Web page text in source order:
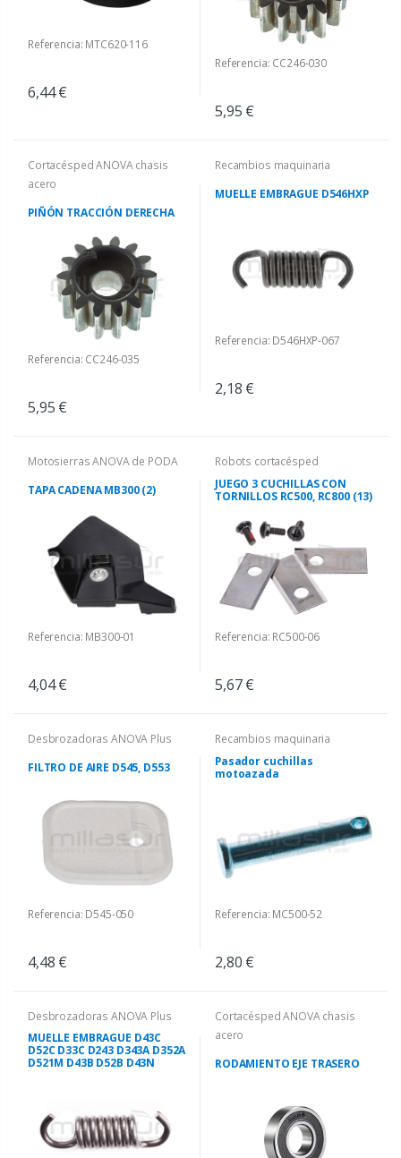
Referencia: MTC620-116
6,44 €
Referencia: CC246-030
5,95 €
Cortacésped ANOVA chasis
acero
PIÑÓN TRACCIÓN DERECHA
Referencia: CC246-035
5,95 €
Recambios maquinaria
MUELLE EMBRAGUE D546HXP
Referencia: D546HXP-067
2,18 €
Motosierras ANOVA de PODA
TAPA CADENA MB300 (2)
Referencia: MB300-01
4,04 €
Robots cortacésped
JUEGO 3 CUCHILLAS CON
TORNILLOS RC500, RC800 (13)
Referencia: RC500-06
5,67 €
Desbrozadoras ANOVA Plus
FILTRO DE AIRE D545, D553
Referencia: D545-050
4,48 €
Recambios maquinaria
Pasador cuchillas
motoazada
Referencia: MC500-52
2,80 €
Desbrozadoras ANOVA Plus
MUELLE EMBRAGUE D43C
D52C D33C D243 D343A D352A
D521M D43B D52B D43N
Cortacésped ANOVA chasis
acero
RODAMIENTO EJE TRASERO